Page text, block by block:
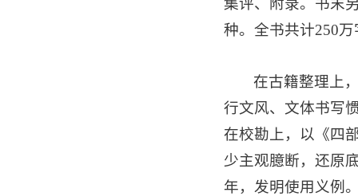
集评、附录。书末
种。全书共计250
在古籍整理上
行文风、文体书写
在校勘上，以《四
少主观臆断，还原
年，发明使用义例